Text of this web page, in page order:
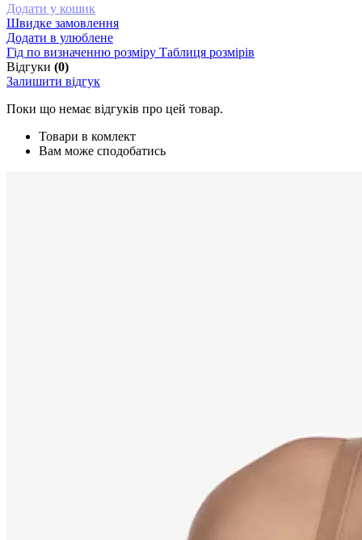
Додати у кошик
Швидке замовлення
Додати в улюблене
Гід по визначенню розміру Таблиця розмірів
Відгуки (0)
Залишити відгук
Поки що немає відгуків про цей товар.
Товари в комлект
Вам може сподобатись